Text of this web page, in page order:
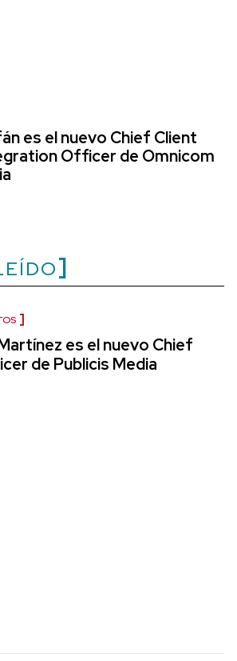
es el nuevo Chief Client
Officer de Omnicom
es el nuevo Chief
de Publicis Media